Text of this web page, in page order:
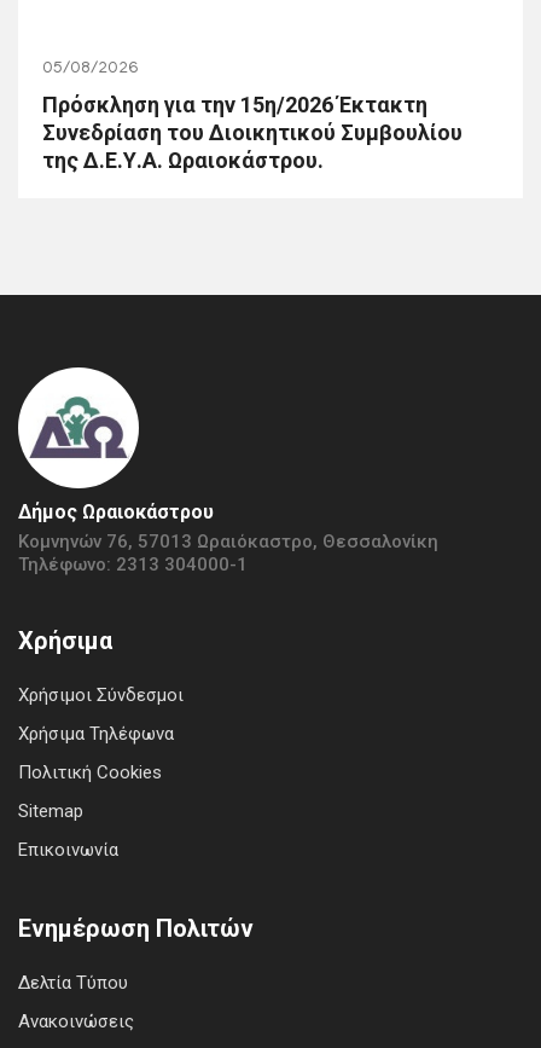
05/08/2026
Πρόσκληση για την 15η/2026 Έκτακτη
Συνεδρίαση του Διοικητικού Συμβουλίου
της Δ.Ε.Υ.Α. Ωραιοκάστρου.
Δήμος Ωραιοκάστρου
Κομνηνών 76, 57013 Ωραιόκαστρο, Θεσσαλονίκη
Τηλέφωνο: 2313 304000-1
Χρήσιμα
Χρήσιμοι Σύνδεσμοι
Χρήσιμα Τηλέφωνα
Πολιτική Cookies
Sitemap
Επικοινωνία
Ενημέρωση Πολιτών
Δελτία Τύπου
Ανακοινώσεις